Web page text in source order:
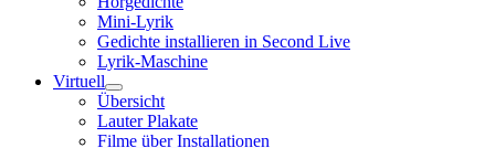
Mini-Lyrik
Gedichte installieren in Second Live
Lyrik-Maschine
Virtuell
Übersicht
Lauter Plakate
Filme über Installationen